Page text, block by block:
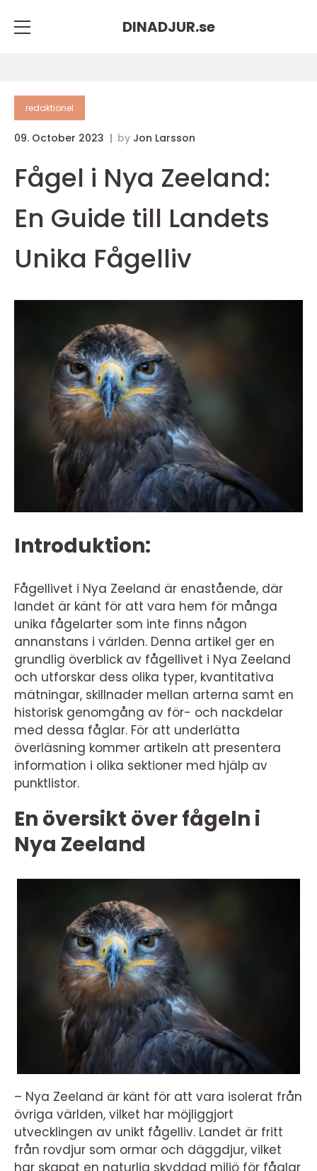
DINADJUR.se
redaktionel
09. October 2023 by Jon Larsson
Fågel i Nya Zeeland:
En Guide till Landets
Unika Fågelliv
Introduktion:
Fågellivet i Nya Zeeland är enastående, där
landet är känt för att vara hem för många
unika fågelarter som inte finns någon
annanstans i världen. Denna artikel ger en
grundlig överblick av fågellivet i Nya Zeeland
och utforskar dess olika typer, kvantitativa
mätningar, skillnader mellan arterna samt en
historisk genomgång av för- och nackdelar
med dessa fåglar. För att underlätta
överläsning kommer artikeln att presentera
information i olika sektioner med hjälp av
punktlistor.
En översikt över fågeln i
Nya Zeeland
– Nya Zeeland är känt för att vara isolerat från
övriga världen, vilket har möjliggjort
utvecklingen av unikt fågelliv. Landet är fritt
från rovdjur som ormar och däggdjur, vilket
har skapat en naturlig skyddad miljö för fåglar